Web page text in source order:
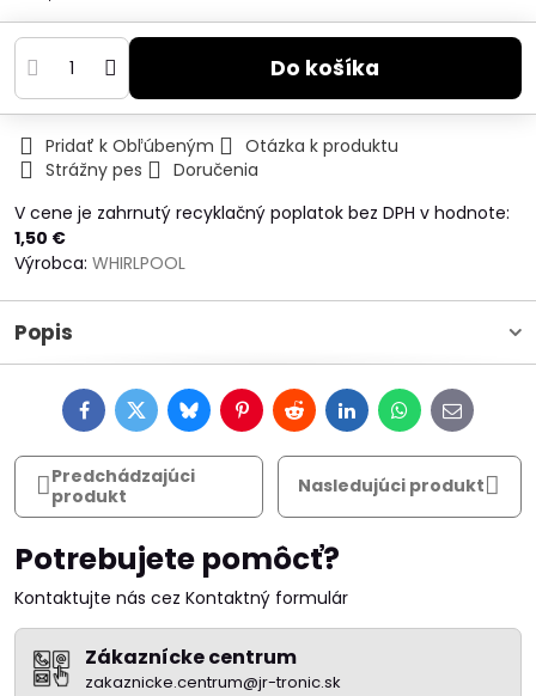
Do košíka
Pridať k Obľúbeným
Otázka k produktu
Strážny pes
Doručenia
V cene je zahrnutý recyklačný poplatok bez DPH v hodnote:
1,50 €
Výrobca: WHIRLPOOL
Popis
FacebookTwitterBlueskyPinterestRedditLinkedInWhatsApp
E-
mail
Predchádzajúci
produkt
Nasledujúci produkt
Potrebujete pomôcť?
Kontaktujte nás cez Kontaktný formulár
Zákaznícke centrum
zakaznicke.centrum@jr-tronic.sk